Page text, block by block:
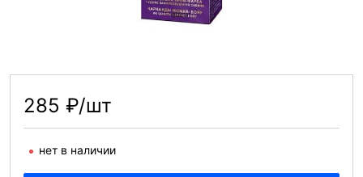
285 ₽/шт
нет в наличии